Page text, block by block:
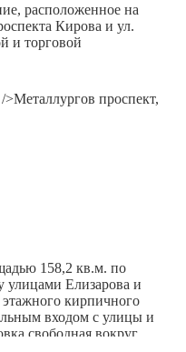
(автосервис)
логистики, хранения,
мкомфорт для вас и ваших
расположенное на
Кирова и ул.
и торговой
размещена остановка
многочисленные
обеспечен
158,2 кв.м. по
улицами Елизарова и
кирпичного
входом с улицы и
свободная вокруг